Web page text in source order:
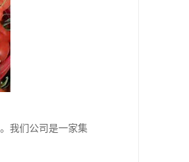
我们公司是一家集